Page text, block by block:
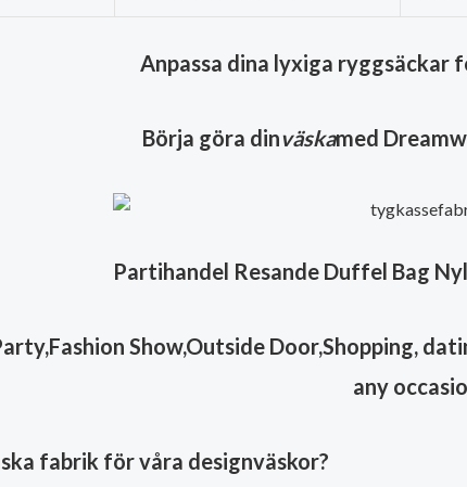
Anpassa dina lyxiga ryggsäckar
Börja göra dinväskamed
Partihandel Resande Duffel Bag
Show,Outside Door,Shopping,
any
fabrik för våra designväskor?